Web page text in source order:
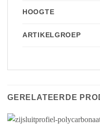
HOOGTE
ARTIKELGROEP
GERELATEERDE